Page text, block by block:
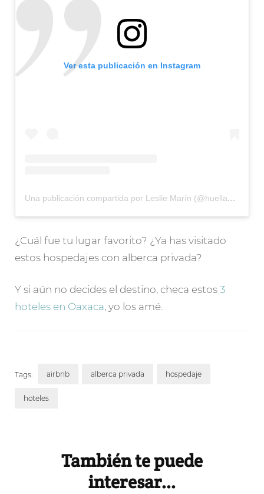
Ver esta publicación en Instagram
Una publicación compartida por Leslie Marín (@huellasdesal)
¿Cuál fue tu lugar favorito? ¿Ya has visitado
estos hospedajes con alberca privada?
Y si aún no decides el destino, checa estos 3
hoteles en Oaxaca, yo los amé.
Tags: airbnb alberca privada hospedaje
hoteles
NavigationTambién te puede
interesar...